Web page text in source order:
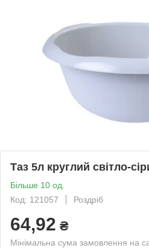
Таз 5л круглий світло-
Більше 10 од.
Код: 121057
Роздріб
64,92 ₴
Мінімальна сума замовлення на